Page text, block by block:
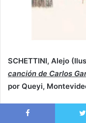
SCHETTINI, Alejo
canción de Carlos
por Queyi,
Gardel y Le Pera